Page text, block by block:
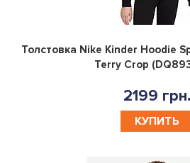
Толстовка Nike Kinder Hoodie
Terry Crop
2199 грн.
КУПИТЬ